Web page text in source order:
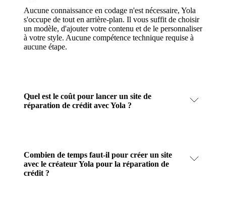
Aucune connaissance en codage n'est nécessaire, Yola
s'occupe de tout en arrière-plan. Il vous suffit de choisir
un modèle, d'ajouter votre contenu et de le personnaliser
à votre style. Aucune compétence technique requise à
aucune étape.
Quel est le coût pour lancer un site de
réparation de crédit avec Yola ?
Combien de temps faut-il pour créer un site
avec le créateur Yola pour la réparation de
crédit ?